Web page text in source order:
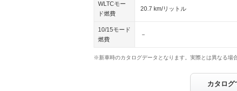
WLTCモー
ド燃費
20.7 km/リットル
10/15モード
燃費
－
※新車時のカタログデータとなります。実際とは異なる場
カタログ